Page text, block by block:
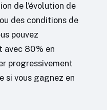
de l’évolution de
des conditions de
pouvez
avec 80% en
progressivement
si vous gagnez en